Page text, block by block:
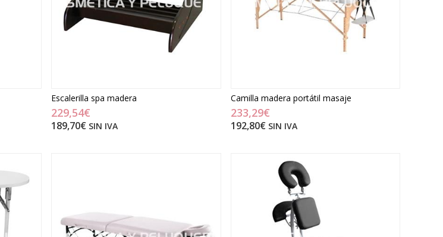
Escalerilla spa madera
229,54€
189,70€ SIN IVA
Camilla madera portátil masaje
233,29€
192,80€ SIN IVA